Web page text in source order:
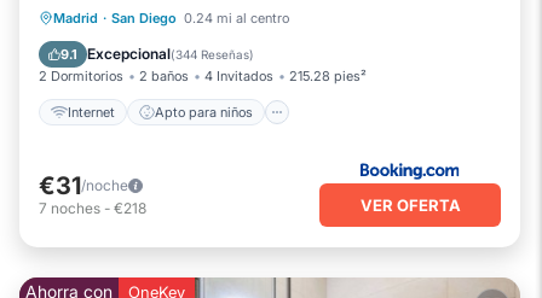
Madrid · San Diego 0.24 mi al centro
9.1 Excepcional(344 Reseñas)
2 Dormitorios 2 baños 4 Invitados 215.28 pies²
Internet Apto para niños
Seguridad/Protección
Servicios para huéspedes
€31/noche
7 noches - €218 VER OFERTA
Ahorra con OneKey